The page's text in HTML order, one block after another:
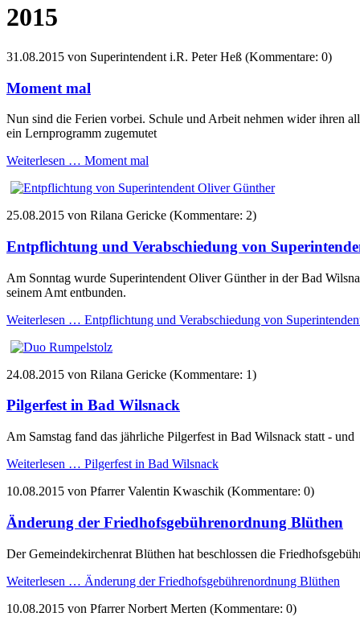
2015
31.08.2015 von Superintendent i.R. Peter Heß (Kommentare: 0)
Moment mal
Nun sind die Ferien vorbei. Schule und Arbeit nehmen wider ihren
ein Lernprogramm zugemutet
Weiterlesen … Moment mal
25.08.2015 von Rilana Gericke (Kommentare: 2)
Entpflichtung und Verabschiedung von
Am Sonntag wurde Superintendent Oliver Günther in der Bad
seinem Amt entbunden.
Weiterlesen … Entpflichtung und Verabschiedung von
24.08.2015 von Rilana Gericke (Kommentare: 1)
Pilgerfest in Bad Wilsnack
Am Samstag fand das jährliche Pilgerfest in Bad Wilsnack statt - und
Weiterlesen … Pilgerfest in Bad Wilsnack
10.08.2015 von Pfarrer Valentin Kwaschik (Kommentare: 0)
Änderung der Friedhofsgebührenordnung Blüthen
Der Gemeindekirchenrat Blüthen hat beschlossen die
Weiterlesen … Änderung der Friedhofsgebührenordnung Blüthen
10.08.2015 von Pfarrer Norbert Merten (Kommentare: 0)